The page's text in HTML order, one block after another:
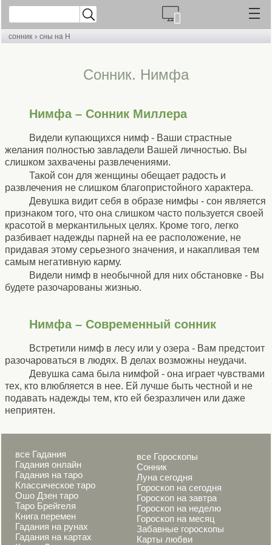
сонник › сны на Н
Сонник. Нимфа
Нимфа – Сонник Миллера
Видели купающихся нимф - Ваши страстные
желания полностью завладели Вашей личностью. Вы
слишком захвачены развлечениями.
Такой сон для женщины обещает радость и
развлечения не слишком благопристойного характера.
Девушка видит себя в образе нимфы - сон является
признаком того, что она слишком часто пользуется своей
красотой в меркантильных целях. Кроме того, легко
разбивает надежды парней на ее расположение, не
придавая этому серьезного значения, и накапливая тем
самым негативную карму.
Видели нимф в необычной для них обстановке - Вы
будете разочарованы жизнью.
Нимфа – Современный сонник
Встретили нимф в лесу или у озера - Вам предстоит
разочароваться в людях. В делах возможны неудачи.
Девушка сама была нимфой - она играет чувствами
тех, кто влюбляется в нее. Ей лучше быть честной и не
подавать надежды тем, кто ей безразличен или даже
неприятен.
все Гадания
Гадания онлайн
Гадания на таро
Классическое таро
Ошо Дзен таро
Таро Брейгеля
Книга перемен
Гадания на рунах
Гадания на картах
все Гороскопы
Сонник
Луна сегодня
Гороскоп на сегодня
Гороскоп на завтра
Гороскоп на неделю
Гороскоп на месяц
Забавные гороскопы
Карты любви